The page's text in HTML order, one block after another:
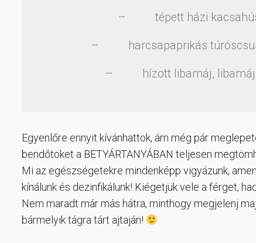
– tépett házi kacsahús
– harcsapaprikás
– hízott libamáj,
Egyenlőre ennyit kívánhattok, ám még pár
bendőtöket a BETYÁRTANYÁBAN teljesen
Mi az egészségetekre mindenképp vigyázunk,
kínálunk és dezinfikálunk! Kiégetjük vele a férget,
Nem maradt már más hátra, minthogy megjelenj
bármelyik tágra tárt ajtaján!